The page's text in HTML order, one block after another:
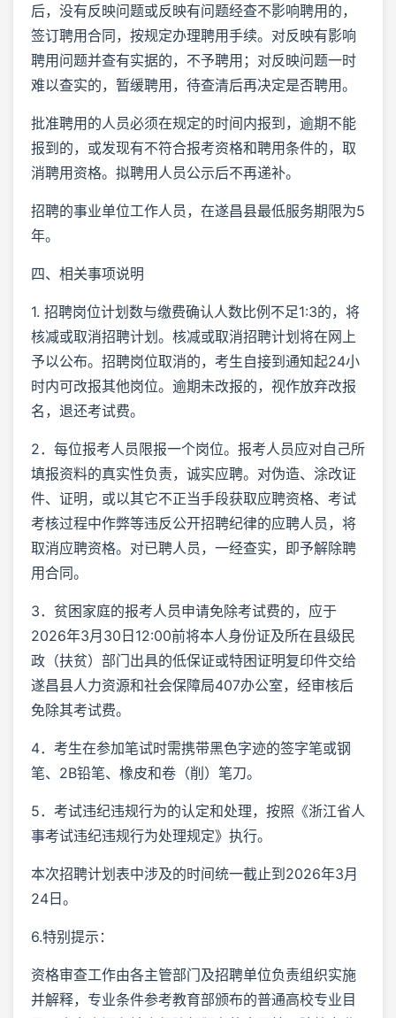
后，没有反映问题或反映有问题经查不影响聘用的，
签订聘用合同，按规定办理聘用手续。对反映有影响
聘用问题并查有实据的，不予聘用；对反映问题一时
难以查实的，暂缓聘用，待查清后再决定是否聘用。
批准聘用的人员必须在规定的时间内报到，逾期不能
报到的，或发现有不符合报考资格和聘用条件的，取
消聘用资格。拟聘用人员公示后不再递补。
招聘的事业单位工作人员，在遂昌县最低服务期限为5
年。
四、相关事项说明
1. 招聘岗位计划数与缴费确认人数比例不足1:3的，将
核减或取消招聘计划。核减或取消招聘计划将在网上
予以公布。招聘岗位取消的，考生自接到通知起24小
时内可改报其他岗位。逾期未改报的，视作放弃改报
名，退还考试费。
2．每位报考人员限报一个岗位。报考人员应对自己所
填报资料的真实性负责，诚实应聘。对伪造、涂改证
件、证明，或以其它不正当手段获取应聘资格、考试
考核过程中作弊等违反公开招聘纪律的应聘人员，将
取消应聘资格。对已聘人员，一经查实，即予解除聘
用合同。
3．贫困家庭的报考人员申请免除考试费的，应于
2026年3月30日12:00前将本人身份证及所在县级民
政（扶贫）部门出具的低保证或特困证明复印件交给
遂昌县人力资源和社会保障局407办公室，经审核后
免除其考试费。
4．考生在参加笔试时需携带黑色字迹的签字笔或钢
笔、2B铅笔、橡皮和卷（削）笔刀。
5．考试违纪违规行为的认定和处理，按照《浙江省人
事考试违纪违规行为处理规定》执行。
本次招聘计划表中涉及的时间统一截止到2026年3月
24日。
6.特别提示：
资格审查工作由各主管部门及招聘单位负责组织实施
并解释，专业条件参考教育部颁布的普通高校专业目